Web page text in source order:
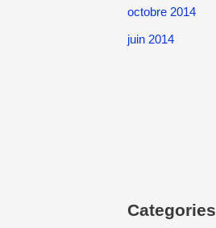
octobre 2014
juin 2014
Categories